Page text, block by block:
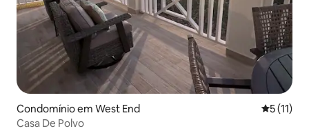
Condomínio em West End
5 (11)
Casa De Polvo